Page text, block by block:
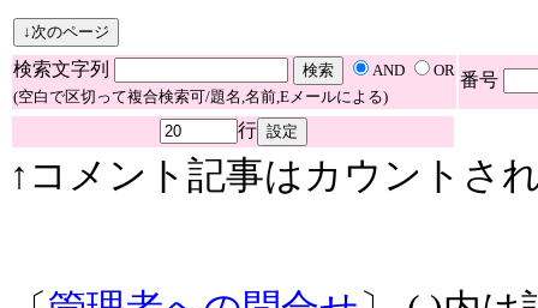
検索文字列 AND
OR
(空白で区切って複合検索可/題名,名前,Eメールによる)
番号
行
↑コメント記事はカウントさ